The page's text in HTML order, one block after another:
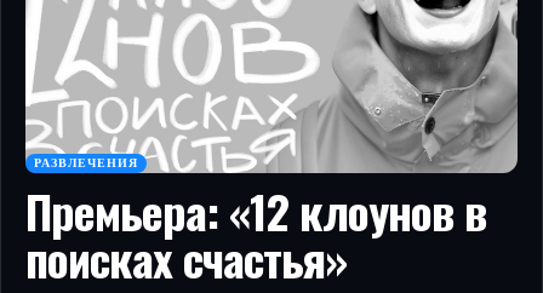
РАЗВЛЕЧЕНИЯ
Премьера: «12 клоунов в
поисках счастья»